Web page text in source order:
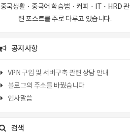
중국생활 · 중국어 학습법 · 커피 · IT · HRD 관
련 포스트를 주로 다루고 있습니다.
공지사항
VPN 구입 및 서버구축 관련 상담 안내
블로그의 주소를 바꿨습니다
인사말씀
검색